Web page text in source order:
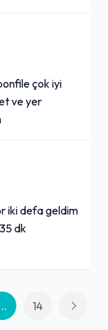
çok iyi
ve yer
iki defa geldim
dk
14